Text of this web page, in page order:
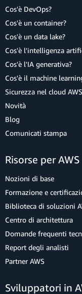
Cos'è DevOps?
Cos'è un container?
Cos'è un data lake?
Cos'è l'intelligenza
Cos'è l'IA generativa?
Cos'è il machine
Sicurezza nel cloud AWS
Novità
Blog
Comunicati stampa
Risorse per AWS
Nozioni di base
Formazione e
Biblioteca di soluzioni
Centro di architettura
Domande frequenti
Report degli analisti
Partner AWS
Sviluppatori in